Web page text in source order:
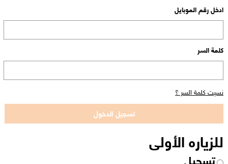
ادخل رقم الموبايل
كلمة السر
نسيت كلمة السر ؟
للزياره الأولى
تسجيل